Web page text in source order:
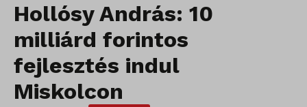
Hollósy András: 10
milliárd forintos
fejlesztés indul
Miskolcon